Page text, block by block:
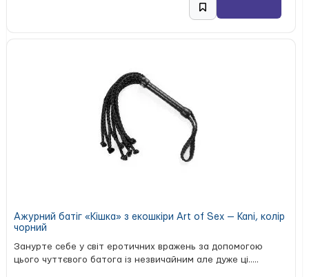
Ажурний батіг «Кішка» з екошкіри Art of Sex — Kani, колір
чорний
Занурте себе у світ еротичних вражень за допомогою
цього чуттєвого батога із незвичайним але дуже ці.....